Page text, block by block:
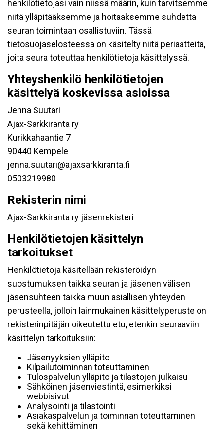
henkilötietojasi vain niissä määrin, kuin tarvitsemme
niitä ylläpitääksemme ja hoitaaksemme suhdetta
seuran toimintaan osallistuviin. Tässä
tietosuojaselosteessa on käsitelty niitä periaatteita,
joita seura toteuttaa henkilötietoja käsittelyssä.
Yhteyshenkilö henkilötietojen
käsittelyä koskevissa asioissa
Jenna Suutari
Ajax-Sarkkiranta ry
Kurikkahaantie 7
90440 Kempele
jenna.suutari@ajaxsarkkiranta.fi
0503219980
Rekisterin nimi
Ajax-Sarkkiranta ry jäsenrekisteri
Henkilötietojen käsittelyn
tarkoitukset
Henkilötietoja käsitellään rekisteröidyn
suostumuksen taikka seuran ja jäsenen välisen
jäsensuhteen taikka muun asiallisen yhteyden
perusteella, jolloin lainmukainen käsittelyperuste on
rekisterinpitäjän oikeutettu etu, etenkin seuraaviin
käsittelyn tarkoituksiin:
Jäsenyyksien ylläpito
Kilpailutoiminnan toteuttaminen
Tulospalvelun ylläpito ja tilastojen julkaisu
Sähköinen jäsenviestintä, esimerkiksi
webbisivut
Analysointi ja tilastointi
Asiakaspalvelun ja toiminnan toteuttaminen
sekä kehittäminen